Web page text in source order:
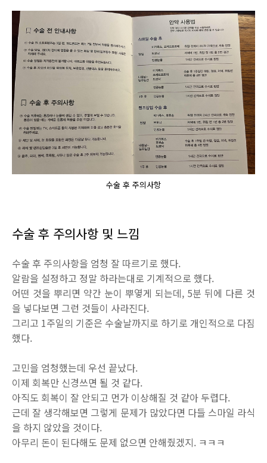
수술 후 주의사항
수술 후 주의사항 및 느낌
수술 후 주의사항을 엄청 잘 따르기로 했다.
알람을 설정하고 정말 하라는대로 기계적으로 했다.
어떤 것을 뿌리면 약간 눈이 뿌옇게 되는데, 5분 뒤에 다른 것
을 넣다보면 그런 것들이 사라진다.
그리고 1주일의 기준은 수술날까지로 하기로 개인적으로 다짐
했다.
고민을 엄청했는데 우선 끝났다.
이제 회복만 신경쓰면 될 것 같다.
아직도 회복이 잘 안되고 먼가 이상해질 것 같아 두렵다.
근데 잘 생각해보면 그렇게 문제가 많았다면 다들 스마일 라식
을 하지 않았을 것이다.
아무리 돈이 된다해도 문제 없으면 안해줬겠지. ㅋㅋㅋ